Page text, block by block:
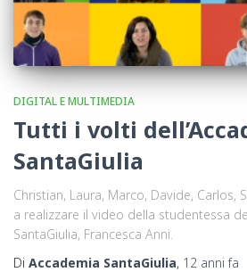
DIGITAL E MULTIMEDIA
Tutti i volti
SantaGiulia
Christian, Laura, Marco, Davide, Carlos,
a realizzare il video della studentessa
SantaGiulia, Francesca Anni.
Di Accademia SantaGiulia, 12 anni fa